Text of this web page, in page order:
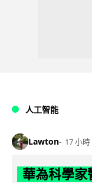
人工智能
Lawton 17 小時
華為科學家